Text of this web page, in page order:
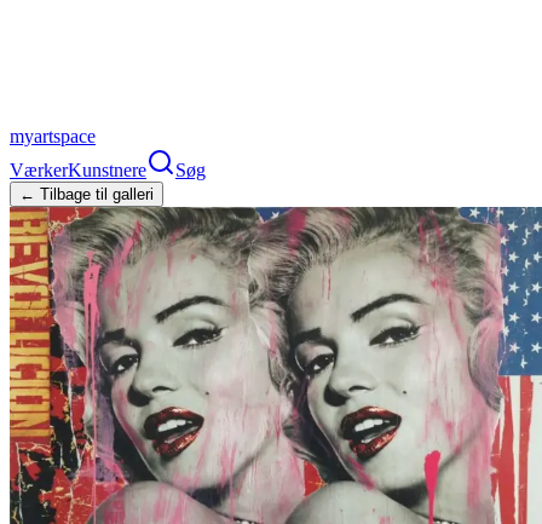
myartspace
VærkerKunstnere Søg
← Tilbage til galleri